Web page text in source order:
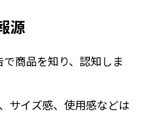
源
商品を知り、認知しま
サイズ感、使用感などは